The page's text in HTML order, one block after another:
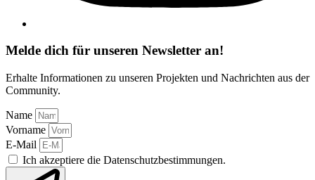
Melde dich für unseren Newsletter an!
Erhalte Informationen zu unseren Projekten und Nachrichten aus der
Community.
Name
Vorname
E-Mail
Ich akzeptiere die Datenschutzbestimmungen.